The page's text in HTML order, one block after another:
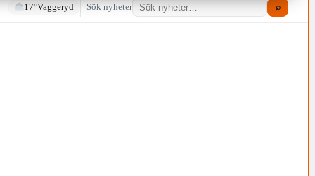
17°Vaggeryd Sök nyheter ⌕